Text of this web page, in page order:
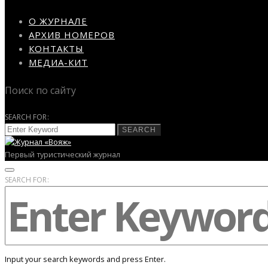
О ЖУРНАЛЕ
АРХИВ НОМЕРОВ
КОНТАКТЫ
МЕДИА-КИТ
Поиск по сайту
SEARCH FOR:
SEARCH
Первый туристический журнал
SEARCH FOR:
Input your search keywords and press Enter.